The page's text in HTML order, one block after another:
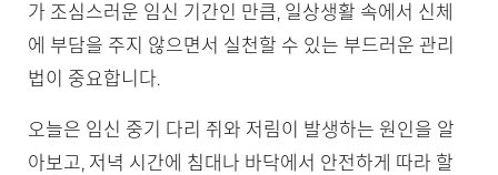
가 조심스러운 임신 기간인 만큼, 일상생활 속에서 신체
에 부담을 주지 않으면서 실천할 수 있는 부드러운 관리
법이 중요합니다.
오늘은 임신 중기 다리 쥐와 저림이 발생하는 원인을 알
아보고, 저녁 시간에 침대나 바닥에서 안전하게 따라 할